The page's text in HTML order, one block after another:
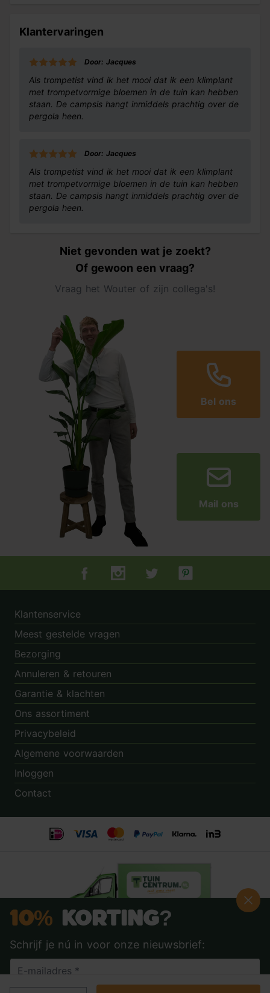
Klantervaringen
Door: Jacques
Als trompetist vind ik het mooi dat ik een klimplant
met trompetvormige bloemen in de tuin kan hebben
staan. De campsis hangt inmiddels prachtig over de
pergola heen.
Door: Jacques
Als trompetist vind ik het mooi dat ik een klimplant
met trompetvormige bloemen in de tuin kan hebben
staan. De campsis hangt inmiddels prachtig over de
pergola heen.
Niet gevonden wat je zoekt?
Of gewoon een vraag?
Vraag het Wouter of zijn collega's!
Bel ons
Mail ons
Tuincentrum.nl op Facebook
Tuincentrum.nl op Instagram
Tuincentrum.nl op Twitter
Tuincentrum.nl op
Klantenservice
Meest gestelde vragen
Bezorging
Annuleren & retouren
Garantie & klachten
Ons assortiment
Privacybeleid
Algemene voorwaarden
Inloggen
Contact
Beoordeling:8.9door3.862klanten
© 2014 - 2026 - Tuincentrum.nl B.V.
info@tuincentrum.nl·085 40 16 555
10% Korting?
Schrijf je nú in voor onze nieuwsbrief: